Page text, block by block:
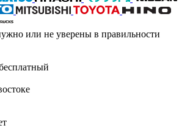
или не уверены в правильности